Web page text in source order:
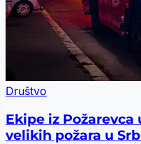
Društvo
Ekipe iz
velikih požara u